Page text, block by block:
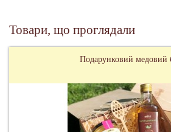
Товари, що проглядали
Подарунковий медовий